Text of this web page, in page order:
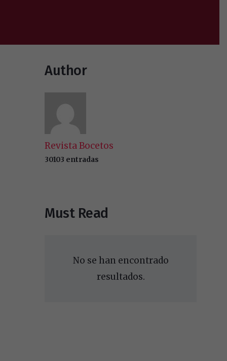
Author
Revista Bocetos
30103 entradas
Must Read
No se han encontrado
resultados.